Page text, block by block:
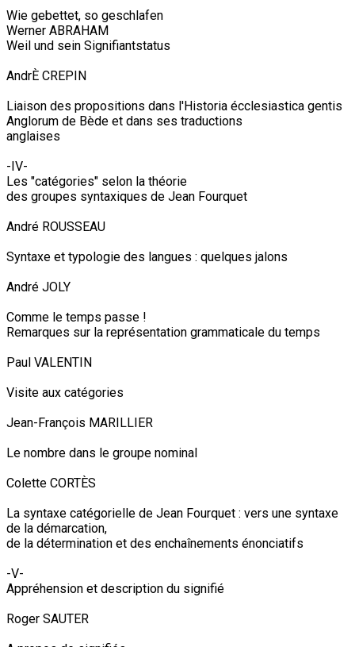
Wie gebettet, so geschlafen
Werner ABRAHAM
Weil und sein Signifiantstatus
AndrÈ CREPIN
Liaison des propositions dans l'Historia écclesiastica gentis
Anglorum de Bède et dans ses traductions
anglaises
-IV-
Les "catégories" selon la théorie
des groupes syntaxiques de Jean Fourquet
André ROUSSEAU
Syntaxe et typologie des langues : quelques jalons
André JOLY
Comme le temps passe !
Remarques sur la représentation grammaticale du temps
Paul VALENTIN
Visite aux catégories
Jean-François MARILLIER
Le nombre dans le groupe nominal
Colette CORTÈS
La syntaxe catégorielle de Jean Fourquet : vers une syntaxe
de la démarcation,
de la détermination et des enchaînements énonciatifs
-V-
Appréhension et description du signifié
Roger SAUTER